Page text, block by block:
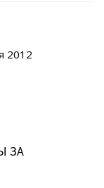
A
p
2012
ЗА